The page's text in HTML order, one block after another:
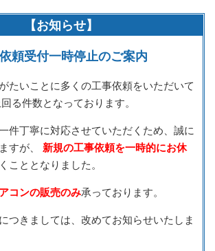
【お知らせ】
頼受付一時停止のご案内
たいことに多くの工事依頼をいただいて
る件数となっております。
件丁寧に対応させていただくため、誠に
すが、
新規の工事依頼を一時的にお休
こととなりました。
コンの販売のみ承っております。
つきましては、改めてお知らせいたしま